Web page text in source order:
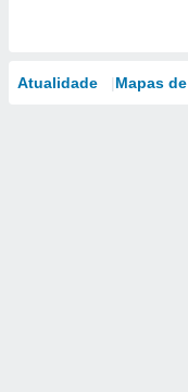
Atualidade Mapas